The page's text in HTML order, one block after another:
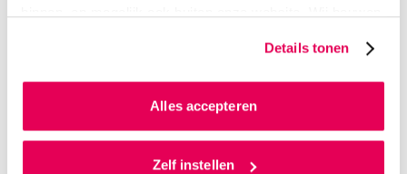
website en communicatie aan op jouw voorkeuren. Ook
van jouw internetgedrag.
Als je op ‘Alles accepteren’ klikt dan geef je ons
toestemming om cookies voor social media en
Details tonen
Alles accepteren
Zelf instellen
DOWNLOAD DE WIJKWAARDENKAART
Wijkwaardenkaart dorp (doc)
Wijkwaardenkaart English (doc)
Handleiding Wijkwaardenkaarten (pdf)